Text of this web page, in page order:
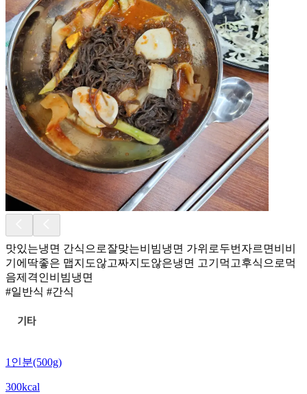
맛있는냉면 간식으로잘맞는비빔냉면 가위로두번자르면비비
기에딱좋은 맵지도않고짜지도않은냉면 고기먹고후식으로먹
음제격인비빔냉면
#일반식 #간식
1인분(500g)
300kcal